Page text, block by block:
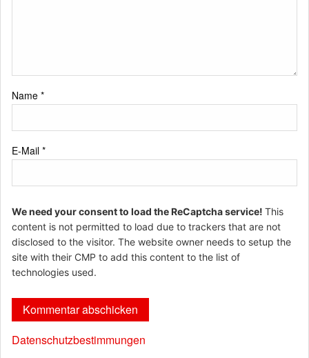
Name *
E-Mail *
We need your consent to load the ReCaptcha service! This
content is not permitted to load due to trackers that are not
disclosed to the visitor. The website owner needs to setup the
site with their CMP to add this content to the list of
technologies used.
Datenschutzbestimmungen